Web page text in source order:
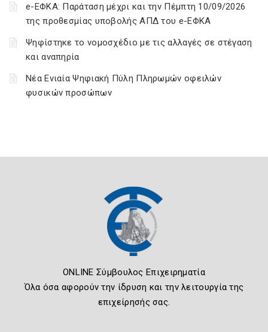
e-ΕΦΚΑ: Παράταση μέχρι και την Πέμπτη 10/09/2026
της προθεσμίας υποβολής ΑΠΔ του e-ΕΦΚΑ
Ψηφίστηκε το νομοσχέδιο με τις αλλαγές σε στέγαση
και αναπηρία
Νέα Ενιαία Ψηφιακή Πύλη Πληρωμών οφειλών
φυσικών προσώπων
ONLINE Σύμβουλος Επιχειρηματία
Όλα όσα αφορούν την ίδρυση και την λειτουργία της
επιχείρησής σας.